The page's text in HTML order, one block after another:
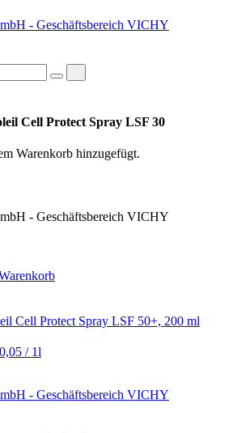
- Geschäftsbereich VICHY
Cell Protect Spray LSF 30
Warenkorb hinzugefügt.
- Geschäftsbereich VICHY
Cell Protect Spray LSF 50+, 200 ml
/ 1l
- Geschäftsbereich VICHY